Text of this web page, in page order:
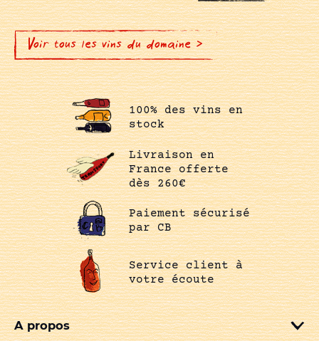
Voir tous les vins du domaine >
100% des vins en
stock
Livraison en
France offerte
dès 260€
Paiement sécurisé
par CB
Service client à
votre écoute
A propos